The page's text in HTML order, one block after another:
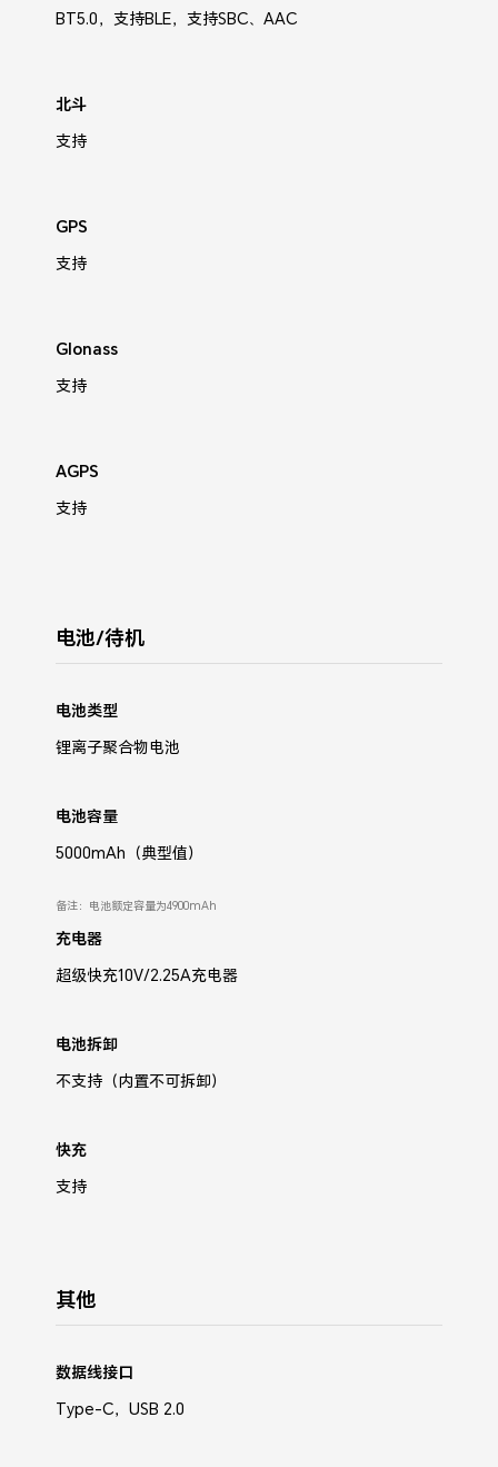
BT5.0，支持BLE，支持SBC、AAC
北斗
支持
GPS
支持
Glonass
支持
AGPS
支持
电池/待机
电池类型
锂离子聚合物电池
电池容量
5000mAh（典型值）
备注：电池额定容量为4900mAh
充电器
超级快充10V/2.25A充电器
电池拆卸
不支持（内置不可拆卸）
快充
支持
其他
数据线接口
Type-C，USB 2.0